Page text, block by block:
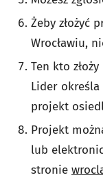
Żeby złożyć
Wrocławiu,
Ten kto
Lider
projekt
Projekt
lub
stronie